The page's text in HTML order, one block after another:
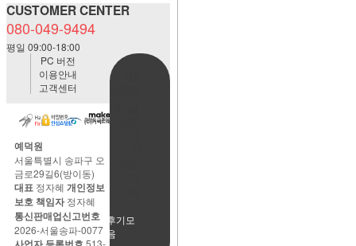
CUSTOMER CENTER
080-049-9494
평일 09:00-18:00
사용후기모
음
PC 버전
이용안내
고객센터
예덕원
서울특별시 송파구 오
금로29길6(방이동)
대표 정자혜 개인정보
보호 책임자정자혜
통신판매업신고번호
2026-서울송파-0077
513-